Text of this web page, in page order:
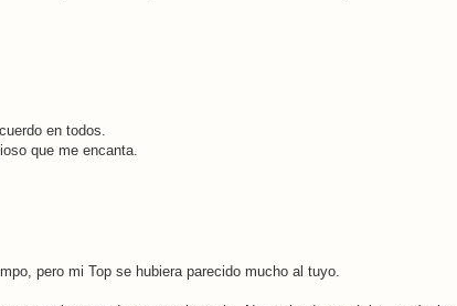
en todos.
que me encanta.
pero mi Top se hubiera parecido mucho al tuyo.